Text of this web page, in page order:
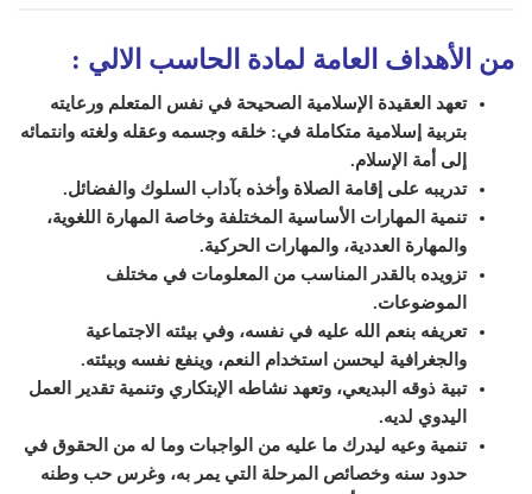
من الأهداف العامة لمادة الحاسب الالي :
تعهد العقيدة الإسلامية الصحيحة في نفس المتعلم ورعايته
بتربية إسلامية متكاملة في: خلقه وجسمه وعقله ولغته وانتمائه
إلى أمة الإسلام.
تدريبه على إقامة الصلاة وأخذه بآداب السلوك والفضائل.
تنمية المهارات الأساسية المختلفة وخاصة المهارة اللغوية،
والمهارة العددية، والمهارات الحركية.
تزويده بالقدر المناسب من المعلومات في مختلف
الموضوعات.
تعريفه بنعم الله عليه في نفسه، وفي بيئته الاجتماعية
والجغرافية ليحسن استخدام النعم، وينفع نفسه وبيئته.
تبية ذوقه البديعي، وتعهد نشاطه الإبتكاري وتنمية تقدير العمل
اليدوي لديه.
تنمية وعيه ليدرك ما عليه من الواجبات وما له من الحقوق في
حدود سنه وخصائص المرحلة التي يمر به، وغرس حب وطنه